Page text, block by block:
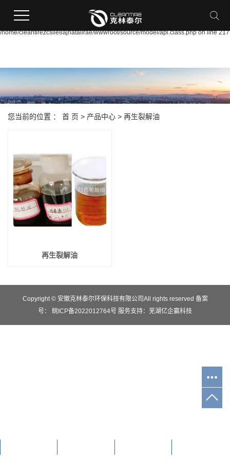
file_put_contents(/home/cleantirezcslle8ajnataiirae/wwwroot/source/cache/
failed to open stream: Permission denied in
/home/cleantirezcslle8ajnataiirae/wwwroot/source/model/api.class.php on line 217
您当前的位置 ： 首 页 > 产品中心 > 再生裂解油
再生裂解油
Copyright © 安徽克林泰尔环保科技有限公司All rights reserved 备案
号： 皖ICP备2022012764号 服务支持： 芜湖亿企赢科技